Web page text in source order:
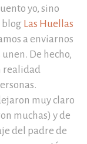
yo, sino
blog Las Huellas
a enviarnos
De hecho,
realidad
muy claro
muchas) y de
del padre de